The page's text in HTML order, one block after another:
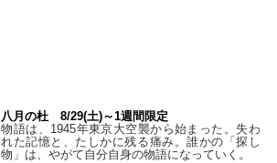
八月の杜 8/29(土)～1週間限定
物語は、1945年東京大空襲から始まった。失わ
れた記憶と、たしかに残る痛み。誰かの「探し
物」は、やがて自分自身の物語になっていく。